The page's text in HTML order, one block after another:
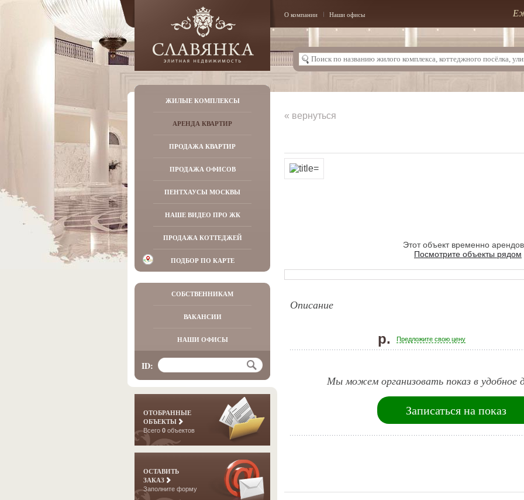
О компании Наши офисы
ЖИЛЫЕ КОМПЛЕКСЫ
АРЕНДА КВАРТИР
ПРОДАЖА КВАРТИР
ПРОДАЖА ОФИСОВ
ПЕНТХАУСЫ МОСКВЫ
НАШЕ ВИДЕО ПРО ЖК
ПРОДАЖА КОТТЕДЖЕЙ
ПОДБОР ПО КАРТЕ
СОБСТВЕННИКАМ
ВАКАНСИИ
НАШИ ОФИСЫ
ID:
ОТОБРАННЫЕ
ОБЪЕКТЫ
Всего 0 объектов
ОСТАВИТЬ
ЗАКАЗ
Заполните форму
« вернуться
Этот объект временно
Посмотрите объекты рядом
Описание
р. Предложите свою цену
Мы можем организовать показ в удобное
Записаться на показ